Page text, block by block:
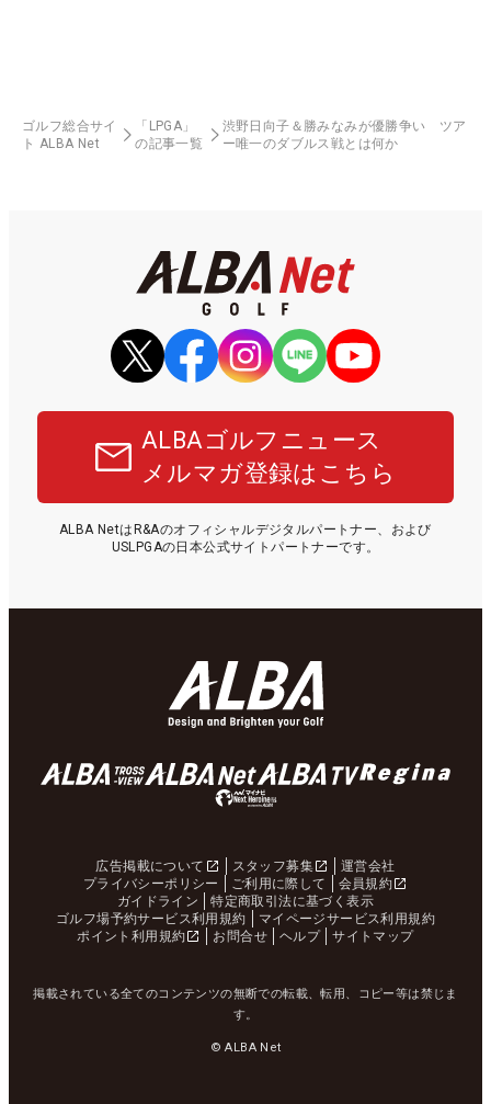
ゴルフ総合サイ
ト ALBA Net
「LPGA」
の記事一覧
渋野日向子＆勝みなみが優勝争い ツア
ー唯一のダブルス戦とは何か
ALBAゴルフニュース
メルマガ登録はこちら
ALBA NetはR&Aのオフィシャルデジタルパートナー、および
USLPGAの日本公式サイトパートナーです。
広告掲載について スタッフ募集
運営会社
プライバシーポリシー
ご利用に際して
会員規約
ガイドライン
特定商取引法に基づく表示
ゴルフ場予約サービス利用規約
マイページサービス利用規約
ポイント利用規約
お問合せ ヘルプ サイトマップ
掲載されている全てのコンテンツの無断での転載、転用、コピー等は禁じま
す。
© ALBA Net